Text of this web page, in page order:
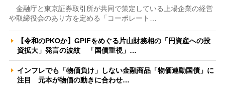
金融庁と東京証券取引所が共同で策定している上場企業の経営
や取締役会のあり方を定める「コーポレート…
【令和のPKOか】GPIFをめぐる片山財務相の「円資産への投
資拡大」発言の波紋 「国債重視」…
インフレでも「物価負け」しない金融商品「物価連動国債」に
注目 元本が物価の動きに合わせ…